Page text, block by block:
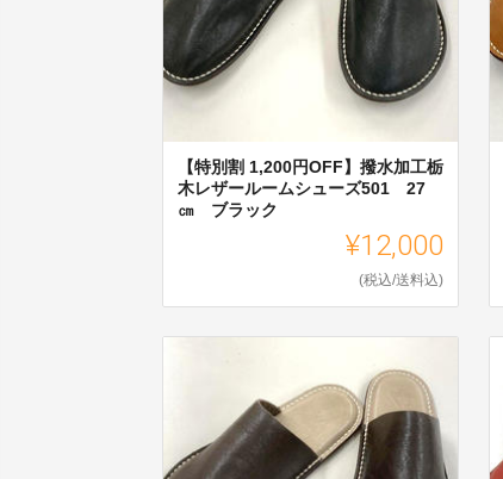
【特別割 1,200円OFF】撥水加工栃
木レザールームシューズ501 27
㎝ ブラック
¥12,000
(税込/送料込)